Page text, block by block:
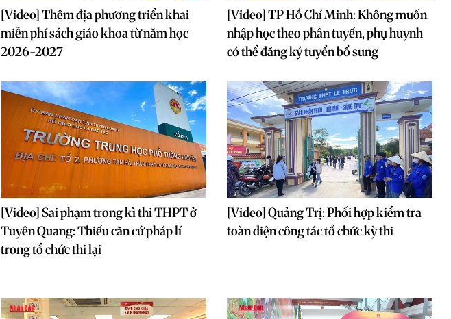
[Video] Thêm địa phương triển khai
miễn phí sách giáo khoa từ năm học
2026-2027
[Video] TP Hồ Chí Minh: Không muốn
nhập học theo phân tuyến, phụ huynh
có thể đăng ký tuyển bổ sung
[Video] Sai phạm trong kì thi THPT ở
Tuyên Quang: Thiếu căn cứ pháp lí
trong tổ chức thi lại
[Video] Quảng Trị: Phối hợp kiểm tra
toàn diện công tác tổ chức kỳ thi